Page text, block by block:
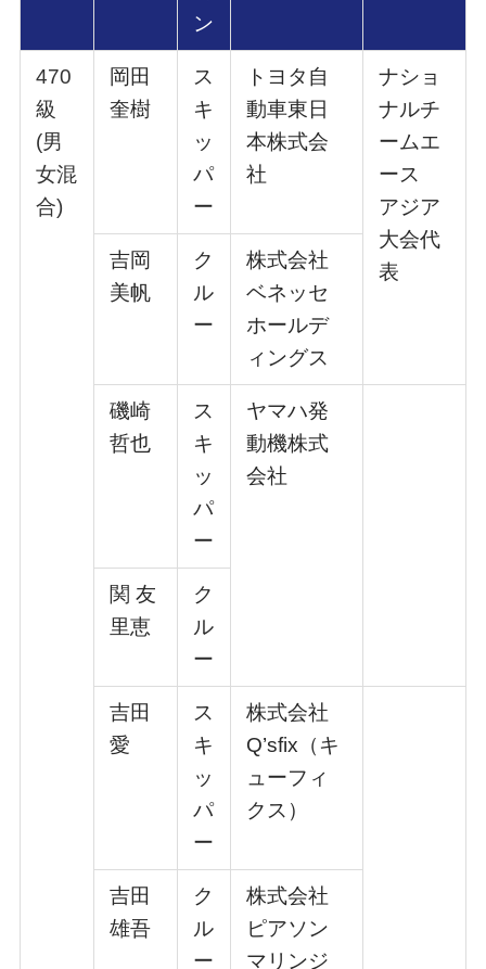
ン
470
級
(男
⼥混
合)
岡⽥
奎樹
ス
キ
ッ
パ
ー
トヨタ⾃
動⾞東⽇
本株式会
社
ナショ
ナルチ
ームエ
ース
アジア
⼤会代
表
吉岡
美帆
ク
ル
ー
株式会社
ベネッセ
ホールデ
ィングス
磯崎
哲也
ス
キ
ッ
パ
ー
ヤマハ発
動機株式
会社
関 友
⾥恵
ク
ル
ー
吉⽥
愛
ス
キ
ッ
パ
ー
株式会社
Q’sfix（キ
ューフィ
クス）
吉⽥
雄吾
ク
ル
ー
株式会社
ピアソン
マリンジ